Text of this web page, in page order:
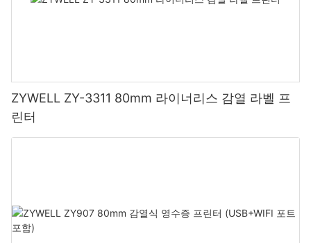
ZYWELL ZY-3311 80mm 라이너리스 감열 라벨 프
린터